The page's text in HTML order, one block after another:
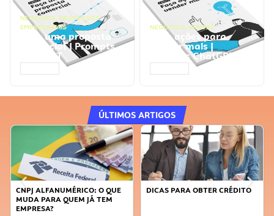
NEGÓCIOS, PROCESSOS
EMPRESARIAIS
Faça uma proposta
comercial | Prompts
ChatGPT
NEGÓCIOS, VENDAS
Faça ações para
vender mais |
Prompts ChatGPT
ÚLTIMOS ARTIGOS
DICAS PARA OBTER CRÉDITO
FAÇA A DIFERENÇA: SEJA